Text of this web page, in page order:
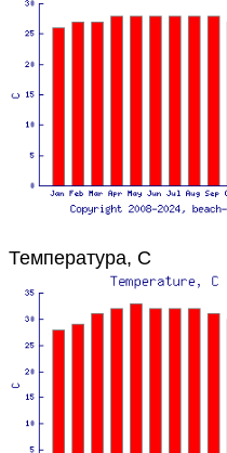
Температура, C